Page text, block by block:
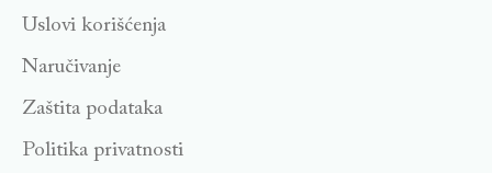
Uslovi korišćenja
Naručivanje
Zaštita podataka
Politika privatnosti